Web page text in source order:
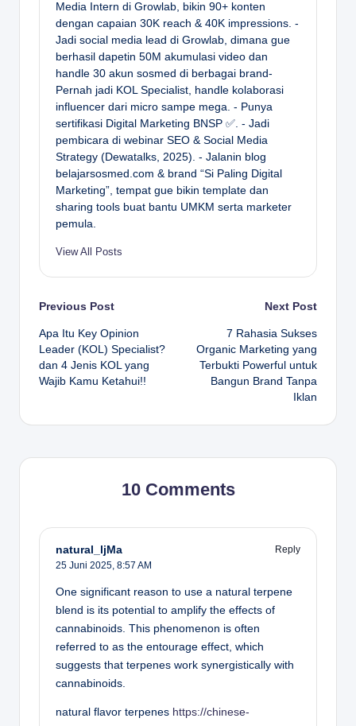
Media Intern di Growlab, bikin 90+ konten
dengan capaian 30K reach & 40K impressions. -
Jadi social media lead di Growlab, dimana gue
berhasil dapetin 50M akumulasi video dan
handle 30 akun sosmed di berbagai brand-
Pernah jadi KOL Specialist, handle kolaborasi
influencer dari micro sampe mega. - Punya
sertifikasi Digital Marketing BNSP ✅. - Jadi
pembicara di webinar SEO & Social Media
Strategy (Dewatalks, 2025). - Jalanin blog
belajarsosmed.com & brand “Si Paling Digital
Marketing”, tempat gue bikin template dan
sharing tools buat bantu UMKM serta marketer
pemula.
View All Posts
Post
navigation
Previous Post
Apa Itu Key Opinion
Leader (KOL) Specialist?
dan 4 Jenis KOL yang
Wajib Kamu Ketahui!!
Next Post
7 Rahasia Sukses
Organic Marketing yang
Terbukti Powerful untuk
Bangun Brand Tanpa
Iklan
10 Comments
natural_ljMa
Reply
25 Juni 2025, 8:57 AM
One significant reason to use a natural terpene
blend is its potential to amplify the effects of
cannabinoids. This phenomenon is often
referred to as the entourage effect, which
suggests that terpenes work synergistically with
cannabinoids.
natural flavor terpenes https://chinese-